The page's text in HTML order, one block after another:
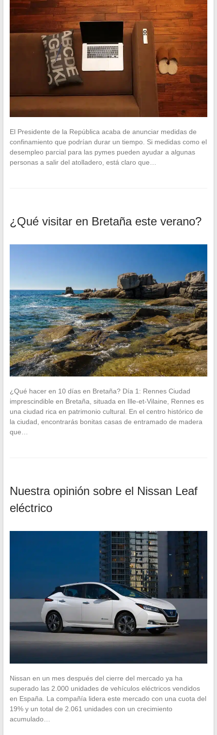
El Presidente de la República acaba de anunciar medidas de
confinamiento que podrían durar un tiempo. Si medidas como el
desempleo parcial para las pymes pueden ayudar a algunas
personas a salir del atolladero, está claro que…
¿Qué visitar en Bretaña este verano?
¿Qué hacer en 10 días en Bretaña? Día 1: Rennes Ciudad
imprescindible en Bretaña, situada en Ille-et-Vilaine, Rennes es
una ciudad rica en patrimonio cultural. En el centro histórico de
la ciudad, encontrarás bonitas casas de entramado de madera
que…
Nuestra opinión sobre el Nissan Leaf
eléctrico
Nissan en un mes después del cierre del mercado ya ha
superado las 2.000 unidades de vehículos eléctricos vendidos
en España. La compañía lidera este mercado con una cuota del
19% y un total de 2.061 unidades con un crecimiento
acumulado…